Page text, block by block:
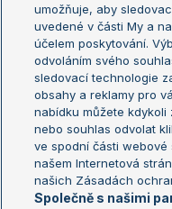
Sázkařský žebříček
Aktualní trendy
Fotbalové přestupy
Livesport Daily
LS Prague Open
umožňuje, aby
uvedené v části My a
účelem poskytování.
odvoláním svého
sledovací technologie
obsahy a reklamy pro
nabídku můžete
nebo souhlas odvolat
ve spodní části webové
našem Internetová
našich Zásadách
Společně s našimi